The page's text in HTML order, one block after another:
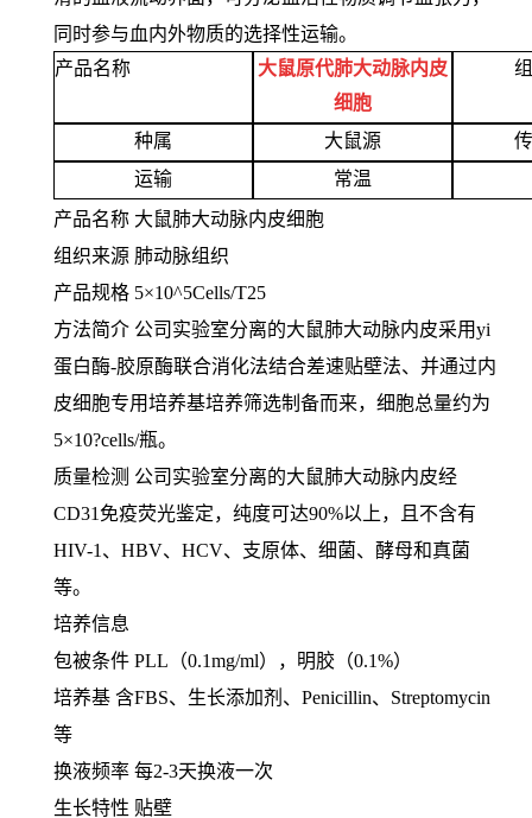
同时参与血内外物质的选择性运输。
产品名称
大鼠原代肺大动脉内皮
细胞
种属 大鼠源
运输
常温
产品名称 大鼠肺大动脉内皮细胞
组织来源 肺动脉组织
产品规格 5×10^5Cells/T25
方法简介 公司实验室分离的大鼠肺大动脉内皮采用yi
蛋白酶-胶原酶联合消化法结合差速贴壁法、并通过内
皮细胞专用培养基培养筛选制备而来，细胞总量约为
5×10?cells/瓶。
质量检测 公司实验室分离的大鼠肺大动脉内皮经
CD31免疫荧光鉴定，纯度可达90%以上，且不含有
HIV-1、HBV、HCV、支原体、细菌、酵母和真菌
等。
培养信息
包被条件 PLL（0.1mg/ml），明胶（0.1%）
培养基 含FBS、生长添加剂、Penicillin、Streptomycin
等
换液频率 每2-3天换液一次
生长特性 贴壁